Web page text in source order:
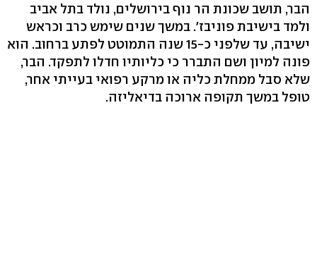
הבר, תושב שכונת הר נוף בירושלים, נולד בתל אביב
ולמד בישיבת פוניבז'. במשך שנים שימש כרב וכראש
ישיבה, עד שלפני כ-15 שנה התמוטט לפתע ברחוב. הוא
פונה למיון ושם התברר כי כליותיו חדלו לתפקד. הבר,
שלא סבל ממחלת כליה או מרקע רפואי בעייתי אחר,
טופל במשך תקופה ארוכה בדיאליזה.